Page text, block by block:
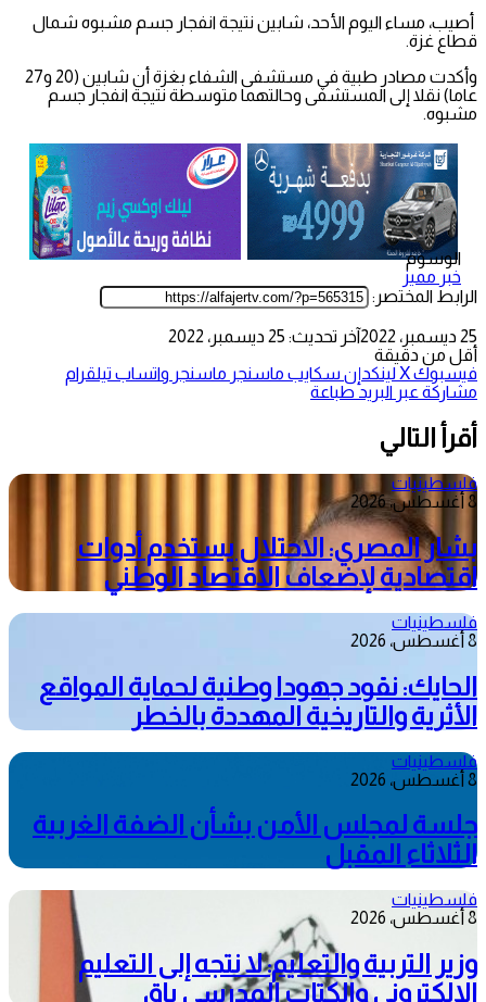
أصيب، مساء اليوم الأحد، شابين نتيجة انفجار جسم مشبوه شمال
قطاع غزة.
وأكدت مصادر طبية في مستشفى الشفاء بغزة أن شابين (20 و27
عاما) نقلا إلى المستشفى وحالتهما متوسطة نتيجة انفجار جسم
مشبوه.
الوسوم
خبر مميز
الرابط المختصر:
25 ديسمبر، 2022
آخر تحديث: 25 ديسمبر، 2022
أقل من دقيقة
فيسبوك‫Xلينكدإن سكايب ماسنجر ماسنجر واتساب تيلقرام
مشاركة عبر البريد طباعة
أقرأ التالي
فلسطينيات
8 أغسطس، 2026
بشار المصري: الاحتلال يستخدم أدوات
اقتصادية لإضعاف الاقتصاد الوطني
فلسطينيات
8 أغسطس، 2026
الحايك: نقود جهودا وطنية لحماية المواقع
الأثرية والتاريخية المهددة بالخطر
فلسطينيات
8 أغسطس، 2026
جلسة لمجلس الأمن بشأن الضفة الغربية
الثلاثاء المقبل
فلسطينيات
8 أغسطس، 2026
وزير التربية والتعليم: لا نتجه إلى التعليم
الإلكتروني والكتاب المدرسي باقٍ